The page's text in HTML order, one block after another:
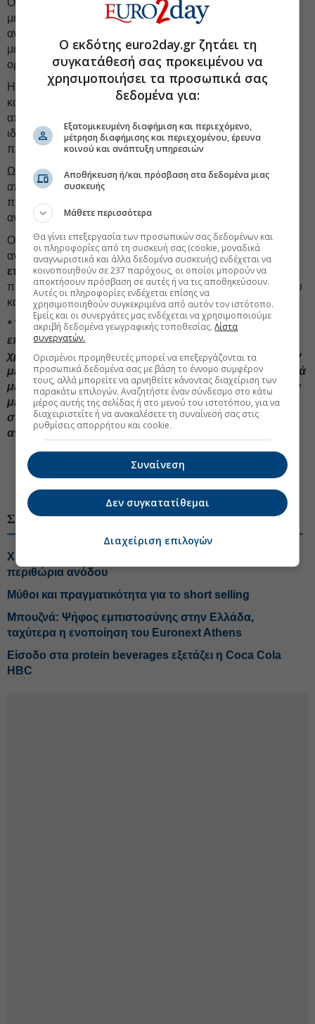
Οι έξι αυτές μετοχές διαφέρουν σημαντικά ως προς το
μέγεθος, τον κλάδο και το προφίλ κινδύνου, γεγονός που
αναδεικνύει ότι η απόκλιση από τη δίκαιη αξία δεν αποτελεί
μεμονωμένο φαινόμενο ενός κλάδου αλλά διατρέχει
οριζόντια την ελληνική αγορά.
Η ύπαρξη περιθωρίου ανόδου δεν συνεπάγεται αυτόματα
και επενδυτική ευκαιρία, καθώς η αγορά ενδέχεται να
αποτιμά επιπλέον παράγοντες κινδύνου, κλαδικές
ιδιαιτερότητες ή αβεβαιότητες που δεν αποτυπώνονται
πλήρως στα ιστορικά θεμελιώδη μεγέθη.
Ωστόσο, η συστηματική παρακολούθηση τέτοιων
αποκλίσεων αποτελεί χρήσιμο εργαλείο για τον
προσδιορισμό υποψήφιων μετοχών προς περαιτέρω
ανάλυση.
Οι παρούσες εκτιμήσεις δίκαιης αξίας βασίζονται σε
ανάλυση θεμελιωδών μεγεθών καιδεν αποτελούν
επενδυτική σύσταση. Κάθε επενδυτική απόφαση θα
πρέπει να λαμβάνει υπόψη το προσωπικό προφίλ κινδύνου
και τον επενδυτικό ορίζοντα του επενδυτή.
* Το παραπάνω άρθρο δεν αποτελεί σύσταση
επενδυτικής στρατηγικής αναφορικά με
χρηματοπιστωτικά μέσα ή εκδότες χρηματοπιστωτικών
μέσων και δεν περιέχει την οποιαδήποτε γνώμη σχετικά
με την παρούσα ή μελλοντική αξία χρηματοπιστωτικών
μέσων. Οι πληροφορίες και οι απόψεις στο
συγκεκριμένο άρθρο είναι για ενημέρωση του
αναγνώστη και μόνο.
#Εισηγμένες Χρηματιστήριο #Ελληνικές μετοχές
ΣΧΕΤΙΚΑ ΘΕΜΑΤΑ
Χρηματιστήριο: Ποιες μετοχές και κλάδοι έχουν ακόμη
περιθώρια ανόδου
Μύθοι και πραγματικότητα για το short selling
Μπουζνά: Ψήφος εμπιστοσύνης στην Ελλάδα,
ταχύτερα η ενοποίηση του Euronext Athens
Είσοδο στα protein beverages εξετάζει η Coca Cola
HBC
Ο εκδότης euro2day.gr ζητάει τη
συγκατάθεσή σας προκειμένου να
χρησιμοποιήσει τα προσωπικά σας
δεδομένα για:
Εξατομικευμένη διαφήμιση και περιεχόμενο,
μέτρηση διαφήμισης και περιεχομένου, έρευνα
κοινού και ανάπτυξη υπηρεσιών
Αποθήκευση ή/και πρόσβαση στα δεδομένα μιας
συσκευής
Μάθετε περισσότερα
Θα γίνει επεξεργασία των προσωπικών σας δεδομένων και
οι πληροφορίες από τη συσκευή σας (cookie, μοναδικά
αναγνωριστικά και άλλα δεδομένα συσκευής) ενδέχεται να
κοινοποιηθούν σε 237 παρόχους, οι οποίοι μπορούν να
αποκτήσουν πρόσβαση σε αυτές ή να τις αποθηκεύσουν.
Αυτές οι πληροφορίες ενδέχεται επίσης να
χρησιμοποιηθούν συγκεκριμένα από αυτόν τον ιστότοπο.
Εμείς και οι συνεργάτες μας ενδέχεται να χρησιμοποιούμε
ακριβή δεδομένα γεωγραφικής τοποθεσίας.Λίστα
συνεργατών.
Ορισμένοι προμηθευτές μπορεί να επεξεργάζονται τα
προσωπικά δεδομένα σας με βάση το έννομο συμφέρον
τους, αλλά μπορείτε να αρνηθείτε κάνοντας διαχείριση των
παρακάτω επιλογών. Αναζητήστε έναν σύνδεσμο στο κάτω
μέρος αυτής της σελίδας ή στο μενού του ιστοτόπου, για να
διαχειριστείτε ή να ανακαλέσετε τη συναίνεσή σας στις
ρυθμίσεις απορρήτου και cookie.
Συναίνεση
Δεν συγκατατίθεμαι
Διαχείριση επιλογών